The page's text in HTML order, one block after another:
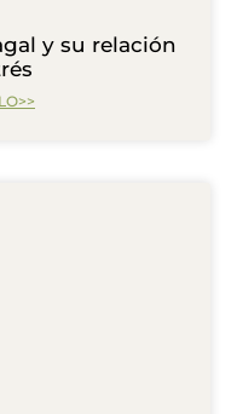
y su relación